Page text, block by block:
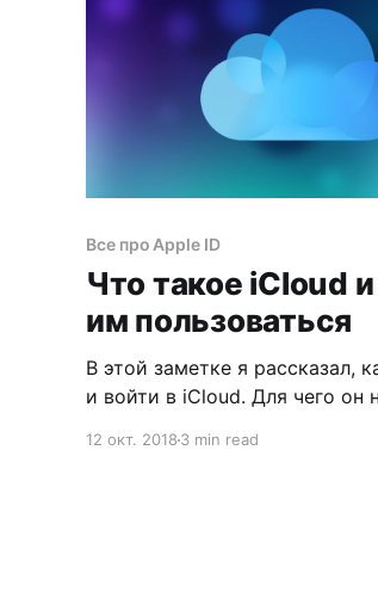
Все про Apple ID
Что такое iCloud
им пользоваться
В этой заметке я рассказал,
и войти в iCloud. Для чего он
12 окт. 2018 3 min read